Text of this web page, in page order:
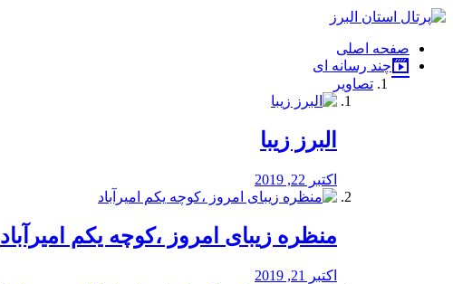
فصد
شرق
تهران
خشکشویی
صفحه اصلی
چند رسانه ای
تصاویر
البرز زیبا
اکتبر 22, 2019
منظره‌‌ زیبای امروز ،کوچه یکم امیرآباد
اکتبر 21, 2019